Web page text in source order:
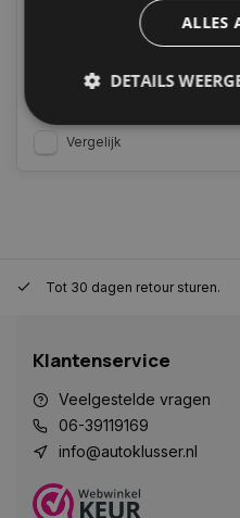
Indien voorradig, verzending
3 werkdagen. Boven de 50,-
Vergelijk
Tot 30 dagen retour sturen.
Klantenservice
Veelgestelde vragen
06-39119169
info@autoklusser.nl
ALLES
DETAILS
website kan niet goed
session_id